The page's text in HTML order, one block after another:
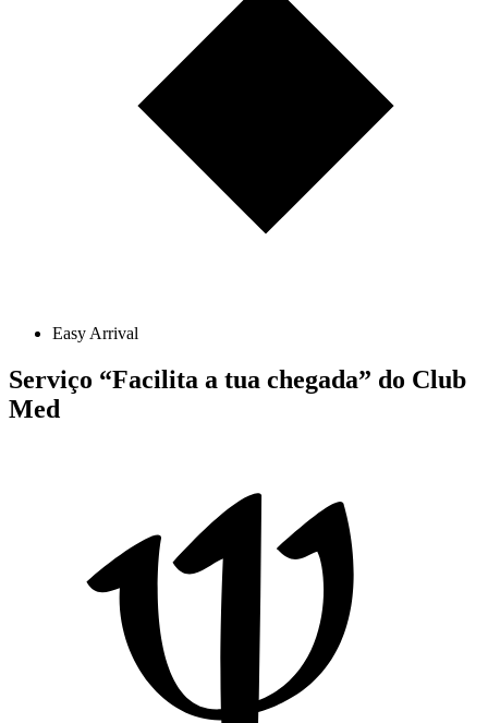
Easy Arrival
Serviço “Facilita a tua chegada” do Club
Med